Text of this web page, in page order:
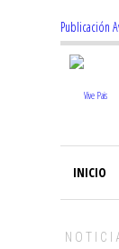
Publicación
INICIO